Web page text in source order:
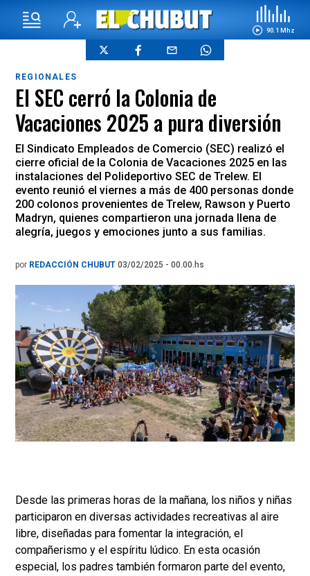
90.1 Mhz
REGIONALES
El SEC cerró la Colonia de
Vacaciones 2025 a pura diversión
El Sindicato Empleados de Comercio (SEC) realizó el
cierre oficial de la Colonia de Vacaciones 2025 en las
instalaciones del Polideportivo SEC de Trelew. El
evento reunió el viernes a más de 400 personas donde
200 colonos provenientes de Trelew, Rawson y Puerto
Madryn, quienes compartieron una jornada llena de
alegría, juegos y emociones junto a sus familias.
por REDACCIÓN CHUBUT 03/02/2025 - 00.00.hs
Desde las primeras horas de la mañana, los niños y niñas
participaron en diversas actividades recreativas al aire
libre, diseñadas para fomentar la integración, el
compañerismo y el espíritu lúdico. En esta ocasión
especial, los padres también formaron parte del evento,